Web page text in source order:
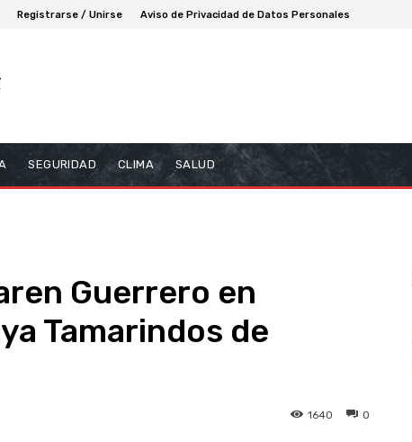
Registrarse / Unirse Aviso de Privacidad de Datos Personales
SEGURIDAD CLIMA SALUD
Guerrero en
Tamarindos de
0
1640